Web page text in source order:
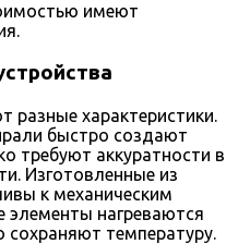
имеют
разные характеристики.
быстро создают
требуют аккуратности в
Изготовленные из
к механическим
элементы нагреваются
температуру.